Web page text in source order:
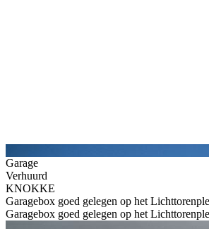
Garage
Verhuurd
KNOKKE
Garagebox goed gelegen op het
Garagebox goed gelegen op het